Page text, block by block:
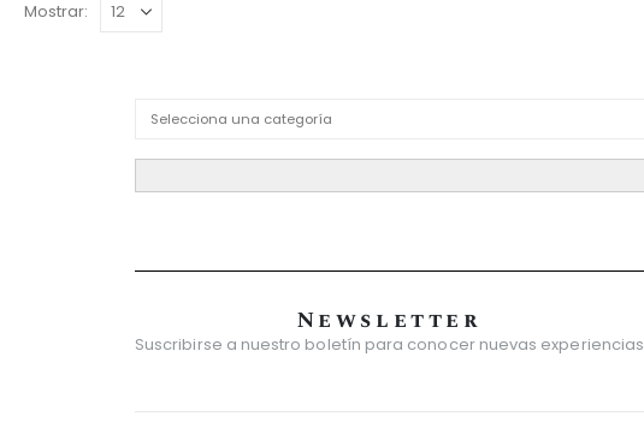
Mostrar:
Product Category Dropdown
Newsletter
Suscribirse a nuestro boletín para conocer nuevas experiencias